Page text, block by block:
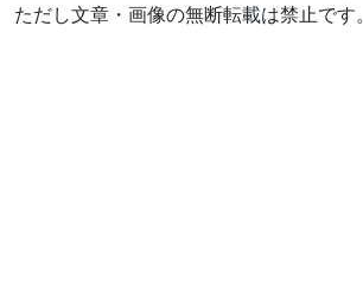
ただし文章・画像の無断転載は禁止です。